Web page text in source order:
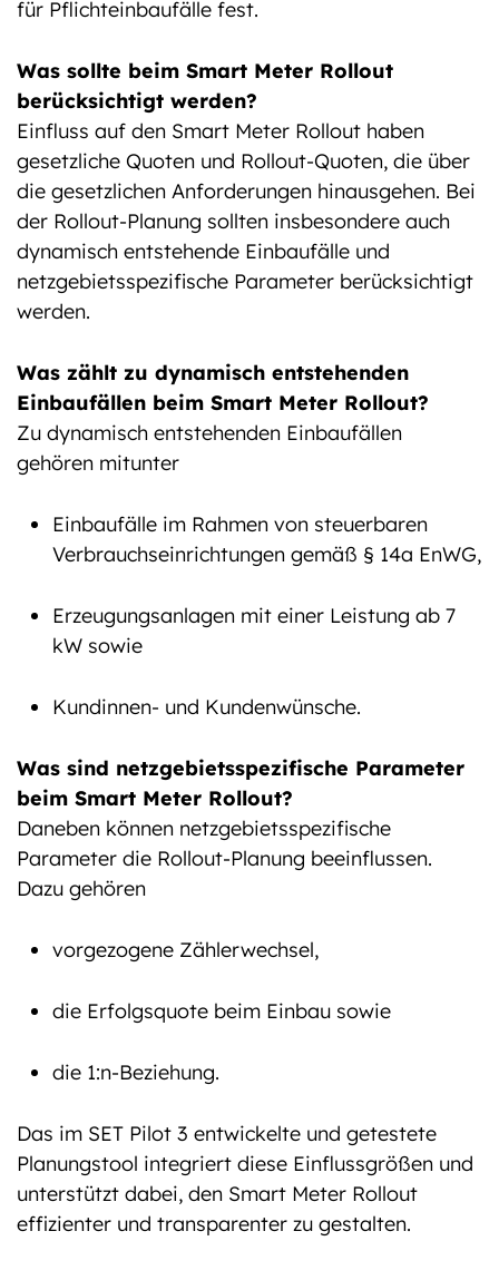
für Pflichteinbaufälle fest.
Was sollte beim Smart Meter Rollout
berücksichtigt werden?
Einfluss auf den Smart Meter Rollout haben
gesetzliche Quoten und Rollout-Quoten, die über
die gesetzlichen Anforderungen hinausgehen. Bei
der Rollout-Planung sollten insbesondere auch
dynamisch entstehende Einbaufälle und
netzgebietsspezifische Parameter berücksichtigt
werden.
Was zählt zu dynamisch entstehenden
Einbaufällen beim Smart Meter Rollout?
Zu dynamisch entstehenden Einbaufällen
gehören mitunter
Einbaufälle im Rahmen von steuerbaren
Verbrauchseinrichtungen gemäß § 14a EnWG,
Erzeugungsanlagen mit einer Leistung ab 7
kW sowie
Kundinnen- und Kundenwünsche.
Was sind netzgebietsspezifische Parameter
beim Smart Meter Rollout?
Daneben können netzgebietsspezifische
Parameter die Rollout-Planung beeinflussen.
Dazu gehören
vorgezogene Zählerwechsel,
die Erfolgsquote beim Einbau sowie
die 1:n-Beziehung.
Das im SET Pilot 3 entwickelte und getestete
Planungstool integriert diese Einflussgrößen und
unterstützt dabei, den Smart Meter Rollout
effizienter und transparenter zu gestalten.